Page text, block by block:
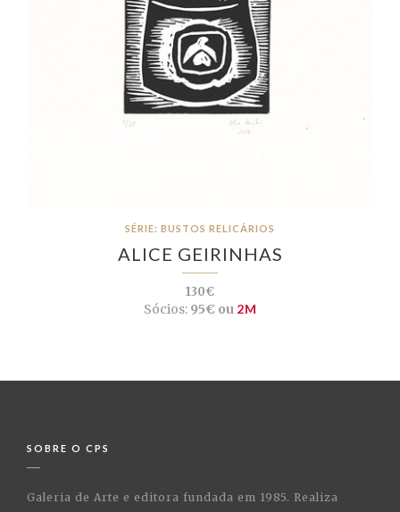
SÉRIE: BUSTOS RELICÁRIOS
ALICE GEIRINHAS
130€
Sócios:95€ ou 2M
SOBRE O CPS
Galeria de Arte e editora fundada em 1985. Realiza